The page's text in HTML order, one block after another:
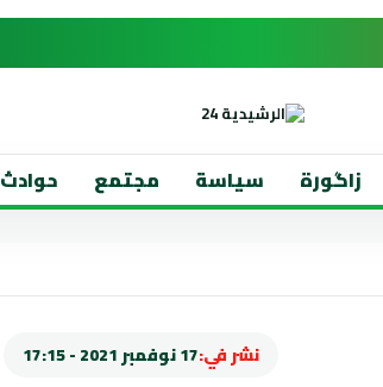
زاگورة سياسة مجتمع حوادث
نشر في:17 نوفمبر 2021 - 17:15